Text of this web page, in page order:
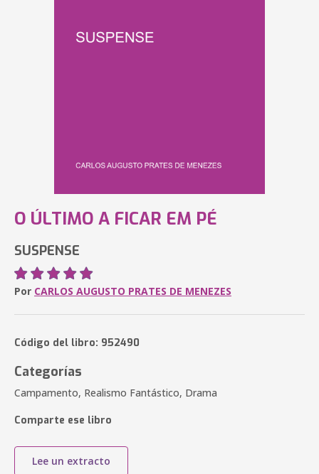
O ÚLTIMO A FICAR EM PÉ
SUSPENSE
Por CARLOS AUGUSTO PRATES DE MENEZES
Código del libro: 952490
Categorías
Campamento, Realismo Fantástico, Drama
Comparte ese libro
Lee un extracto